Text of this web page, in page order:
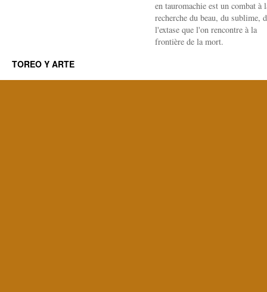
en tauromachie est un combat à
recherche du beau, du sublime,
l'extase que l'on rencontre à la
frontière de la mort.
TOREO Y ARTE